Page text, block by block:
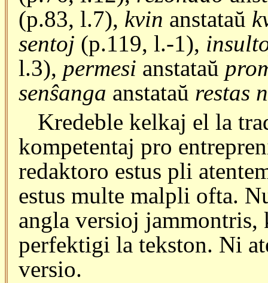
(p.83, l.7), kvin anstataŭ
sentoj (p.119, l.-1),
l.3), permesi anstataŭ
senŝanga anstataŭ restas
Kredeble kelkaj el la
kompetentaj pro
redaktoro estus pli
estus multe malpli ofta.
angla versioj jammontris,
perfektigi la tekston. Ni
versio.